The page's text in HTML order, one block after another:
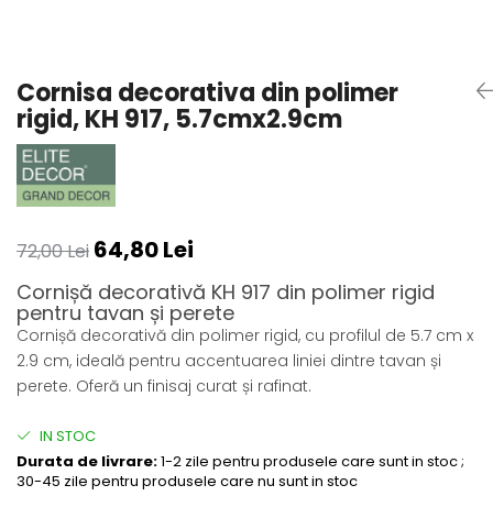
Seturi complete pilastri
Profile decorative din polimer
rigid
Brauri decorative din polimer rigid
si coltare
rigid
Rozete decorative
Cornisa decorativa din polimer
rigid, KH 917, 5.7cmx2.9cm
72,00 Lei 64,80 Lei
Cornișă decorativă KH 917 din polimer rigid
pentru tavan și perete
Cornișă decorativă din polimer rigid, cu profilul de 5.7 cm x
2.9 cm, ideală pentru accentuarea liniei dintre tavan și
perete. Oferă un finisaj curat și rafinat.
IN STOC
Durata de livrare:1-2 zile pentru produsele care sunt in stoc ;
30-45 zile pentru produsele care nu sunt in stoc